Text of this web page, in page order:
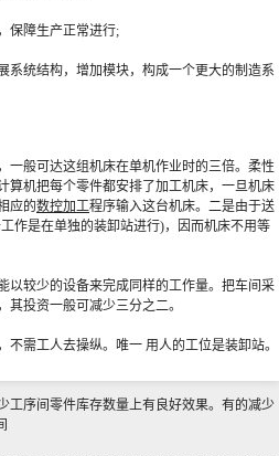
保障生产正常进行;
系统结构，增加模块，构成一个更大的制造系
一般可达这组机床在单机作业时的三倍。柔性
算机把每个零件都安排了加工机床，一旦机床
应的数控加工程序输入这台机床。二是由于送
作是在单独的装卸站进行)，因而机床不用等
以较少的设备来完成同样的工作量。把车间采
投资一般可减少三分之二。
需工人去操纵。唯一 用人的工位是装卸站。
工序间零件库存数量上有良好效果。有的减少